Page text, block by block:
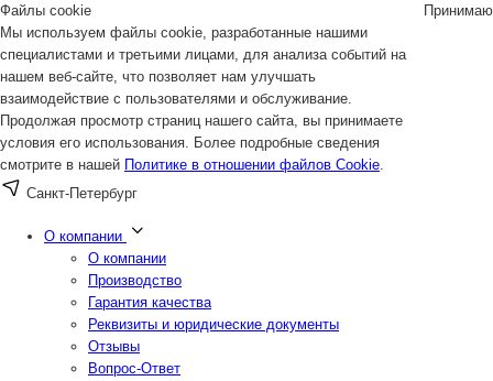
Файлы cookie
Мы используем файлы cookie, разработанные нашими
специалистами и третьими лицами, для анализа событий на
нашем веб-сайте, что позволяет нам улучшать
взаимодействие с пользователями и обслуживание.
Продолжая просмотр страниц нашего сайта, вы принимаете
условия его использования. Более подробные сведения
смотрите в нашей Политике в отношении файлов Cookie.
Принимаю
Санкт-Петербург
О компании
О компании
Производство
Гарантия качества
Реквизиты и юридические документы
Отзывы
Вопрос-Ответ